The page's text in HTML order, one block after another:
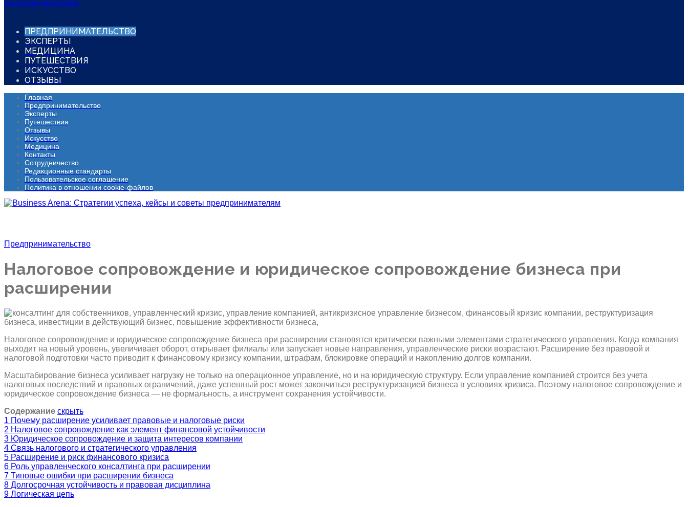
ПРЕДПРИНИМАТЕЛЬСТВО
ЭКСПЕРТЫ
МЕДИЦИНА
ПУТЕШЕСТВИЯ
ИСКУССТВО
ОТЗЫВЫ
Главная
Предпринимательство
Эксперты
Путешествия
Отзывы
Искусство
Медицина
Контакты
Сотрудничество
Редакционные стандарты
Пользовательское соглашение
Политика в отношении cookie-файлов
Предпринимательство
Налоговое сопровождение и юридическое сопровождение бизнеса при
расширении
Налоговое сопровождение и юридическое сопровождение бизнеса при расширении становятся критически важными элементами стратегического управления. Когда компания
выходит на новый уровень, увеличивает оборот, открывает филиалы или запускает новые направления, управленческие риски возрастают. Расширение без правовой и
налоговой подготовки часто приводит к финансовому кризису компании, штрафам, блокировке операций и накоплению долгов компании.
Масштабирование бизнеса усиливает нагрузку не только на операционное управление, но и на юридическую структуру. Если управление компанией строится без учета
налоговых последствий и правовых ограничений, даже успешный рост может закончиться реструктуризацией бизнеса в условиях кризиса. Поэтому налоговое сопровождение и
юридическое сопровождение бизнеса — не формальность, а инструмент сохранения устойчивости.
Содержание скрыть
1 Почему расширение усиливает правовые и налоговые риски
2 Налоговое сопровождение как элемент финансовой устойчивости
3 Юридическое сопровождение и защита интересов компании
4 Связь налогового и стратегического управления
5 Расширение и риск финансового кризиса
6 Роль управленческого консалтинга при расширении
7 Типовые ошибки при расширении бизнеса
8 Долгосрочная устойчивость и правовая дисциплина
9 Логическая цепь